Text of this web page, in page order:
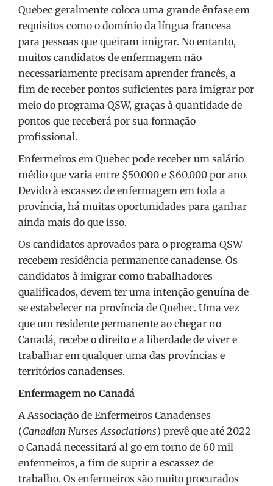
Quebec geralmente coloca uma grande ênfase em
requisitos como o domínio da língua francesa
para pessoas que queiram imigrar. No entanto,
muitos candidatos de enfermagem não
necessariamente precisam aprender francês, a
fim de receber pontos suficientes para imigrar por
meio do programa QSW, graças à quantidade de
pontos que receberá por sua formação
profissional.
Enfermeiros em Quebec pode receber um salário
médio que varia entre $50.000 e $60.000 por ano.
Devido à escassez de enfermagem em toda a
província, há muitas oportunidades para ganhar
ainda mais do que isso.
Os candidatos aprovados para o programa QSW
recebem residência permanente canadense. Os
candidatos à imigrar como trabalhadores
qualificados, devem ter uma intenção genuína de
se estabelecer na província de Quebec. Uma vez
que um residente permanente ao chegar no
Canadá, recebe o direito e a liberdade de viver e
trabalhar em qualquer uma das províncias e
territórios canadenses.
Enfermagem no Canadá
A Associação de Enfermeiros Canadenses
(Canadian Nurses Associations) prevê que até 2022
o Canadá necessitará al go em torno de 60 mil
enfermeiros, a fim de suprir a escassez de
trabalho. Os enfermeiros são muito procurados